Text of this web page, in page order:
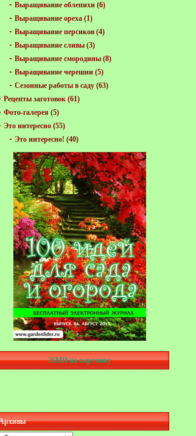
Выращивание облепихи (6)
Выращивание ореха (1)
Выращивание персиков (4)
Выращивание сливы (3)
Выращивание смородины (8)
Выращивание черешни (5)
Сезонные работы в саду (63)
Рецепты заготовок (61)
Фото-галерея (5)
Это интересно (55)
Это интересно! (40)
ЖМИ на картинку